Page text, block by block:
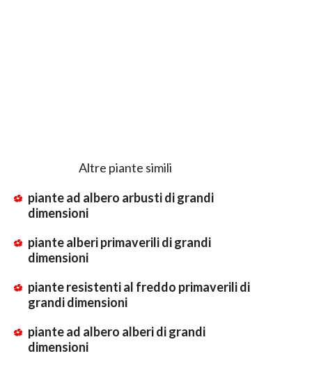
Altre piante simili
piante ad albero arbusti di grandi
dimensioni
piante alberi primaverili di grandi
dimensioni
piante resistenti al freddo primaverili di
grandi dimensioni
piante ad albero alberi di grandi
dimensioni